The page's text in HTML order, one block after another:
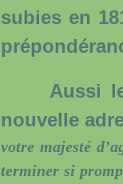
subies en
Aussi le
nouvelle
votre majesté
terminer si